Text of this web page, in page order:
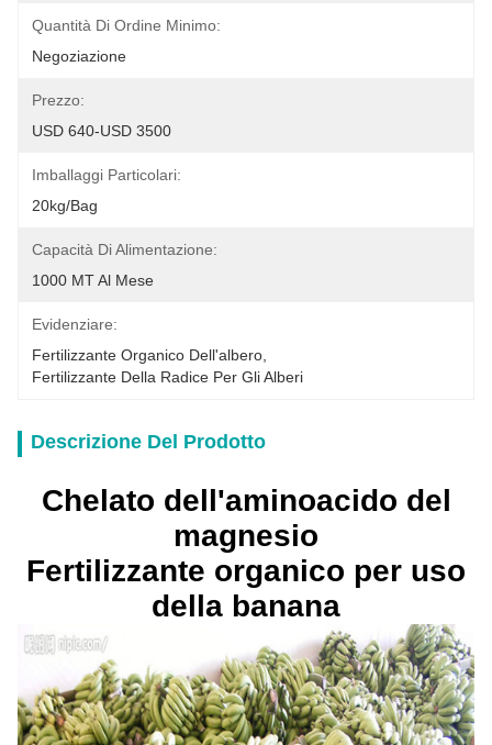
Quantità Di Ordine Minimo:
Negoziazione
Prezzo:
USD 640-USD 3500
Imballaggi Particolari:
20kg/bag
Capacità Di Alimentazione:
1000 MT Al Mese
Evidenziare:
Fertilizzante Organico Dell'albero
Fertilizzante Della Radice Per Gli Alberi
Descrizione Del Prodotto
Chelato dell'aminoacido del
magnesio
Fertilizzante organico per uso
della banana